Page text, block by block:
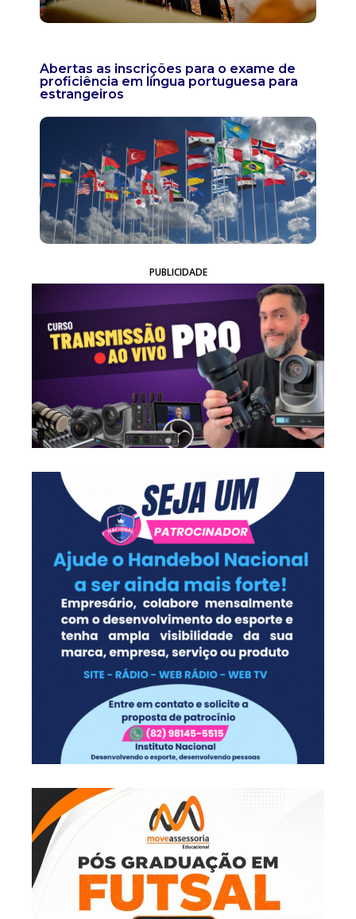
Abertas as inscrições para o exame de
proficiência em língua portuguesa para
estrangeiros
PUBLICIDADE